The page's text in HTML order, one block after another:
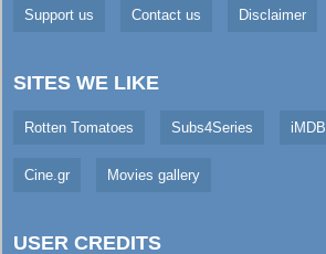
Support us Contact us Disclaimer
SITES WE LIKE
Rotten Tomatoes Subs4Series iMDB
Cine.gr Movies gallery
USER CREDITS